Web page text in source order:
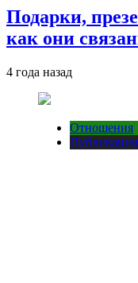
Подарки,
как они
4 года назад
Отношения
Публикации